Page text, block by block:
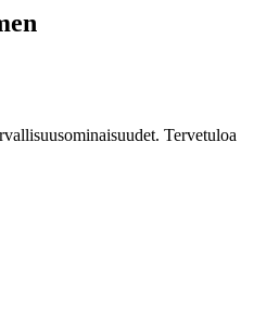
Tervetuloa